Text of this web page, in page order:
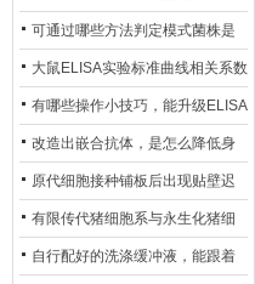
剂盒，适用检测场景存在哪些差
异？
可通过哪些方法判定模式菌株是
否存在杂菌污染？
大鼠ELISA实验标准曲线相关系数
偏低，可从哪些维度开展问题排
查？
有哪些操作小技巧，能升级ELISA
的LOD与LOQ性能？
改造出嵌合抗体，是怎么降低身
体生成抗鼠抗体（HAMA）的？
原代细胞接种铺板后出现贴壁迟
缓、悬浮细胞数量偏多的现象的
主要诱因
有限传代猪细胞系与永生化猪细
胞系，二者在增殖存活周期上有
自行配好的洗涤缓冲液，能跟着